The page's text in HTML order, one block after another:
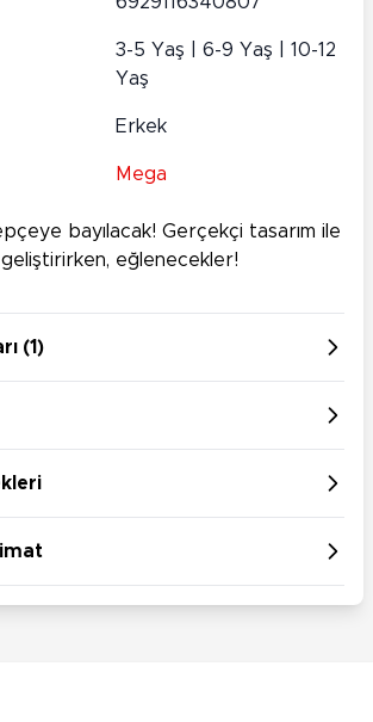
3-5 Yaş | 6-9 Yaş | 10-12
Yaş
Erkek
Mega
bayılacak! Gerçekçi tasarım ile
eğlenecekler!
(1)